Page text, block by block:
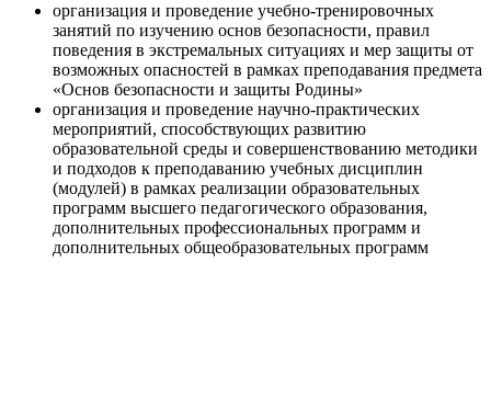
организация и проведение учебно-тренировочных
занятий по изучению основ безопасности, правил
поведения в экстремальных ситуациях и мер защиты от
возможных опасностей в рамках преподавания предмета
«Основ безопасности и защиты Родины»
организация и проведение научно-практических
мероприятий, способствующих развитию
образовательной среды и совершенствованию методики
и подходов к преподаванию учебных дисциплин
(модулей) в рамках реализации образовательных
программ высшего педагогического образования,
дополнительных профессиональных программ и
дополнительных общеобразовательных программ